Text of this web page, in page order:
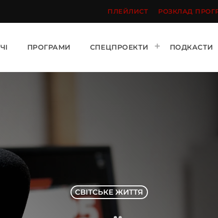
ПЛЕЙЛИСТ РОЗКЛАД
ПРОГРАМИ СПЕЦПРОЕКТИ ПОДКАСТИ
СВІТСЬКЕ ЖИТТЯ